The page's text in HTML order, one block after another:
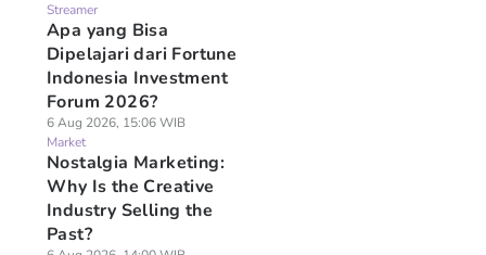
Streamer
Apa yang Bisa
Dipelajari dari Fortune
Indonesia Investment
Forum 2026?
6 Aug 2026, 15:06 WIB
Market
Nostalgia Marketing:
Why Is the Creative
Industry Selling the
Past?